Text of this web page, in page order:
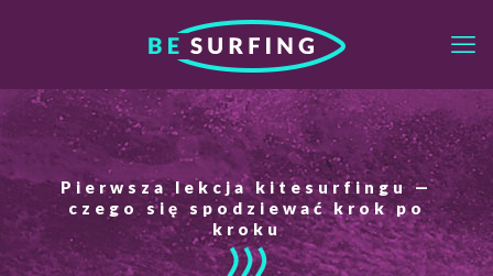
Pierwsza lekcja kitesurfingu —
czego się spodziewać krok po
kroku